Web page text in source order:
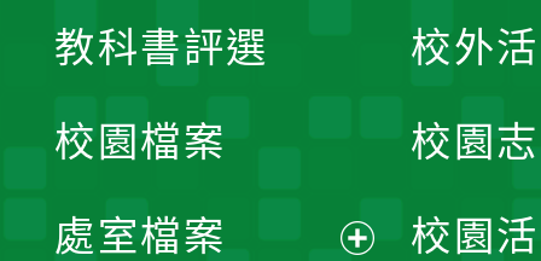
單
教科書評選
校園檔案
處室檔案
校外
校園
校園